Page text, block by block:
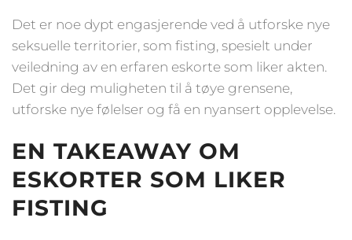
Det er noe dypt engasjerende ved å utforske nye
seksuelle territorier, som fisting, spesielt under
veiledning av en erfaren eskorte som liker akten.
Det gir deg muligheten til å tøye grensene,
utforske nye følelser og få en nyansert opplevelse.
EN TAKEAWAY OM
ESKORTER SOM LIKER
FISTING